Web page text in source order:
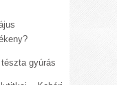
gyúrás